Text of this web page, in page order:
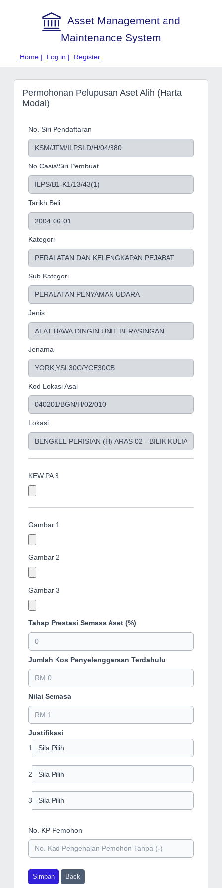
Asset Management and
Maintenance System
Home | Log in | Register
Permohonan Pelupusan Aset Alih (Harta
Modal)
No. Siri Pendaftaran
No Casis/Siri Pembuat
Tarikh Beli
Kategori
Sub Kategori
Jenis
Jenama
Kod Lokasi Asal
Lokasi
KEW.PA 3
Gambar 1
Gambar 2
Gambar 3
Tahap Prestasi Semasa Aset (%)
Jumlah Kos Penyelenggaraan Terdahulu
Nilai Semasa
Justifikasi
1
2
3
No. KP Pemohon
Simpan Back